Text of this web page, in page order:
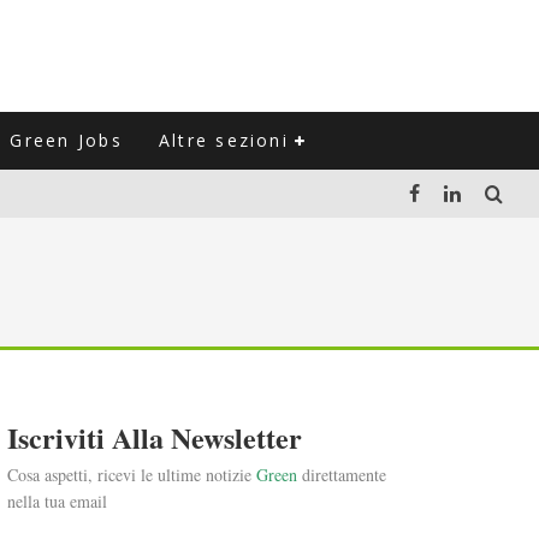
Green Jobs Altre sezioni
L'ITALIA
Iscriviti Alla Newsletter
Cosa aspetti, ricevi le ultime notizie Green direttamente
nella tua email